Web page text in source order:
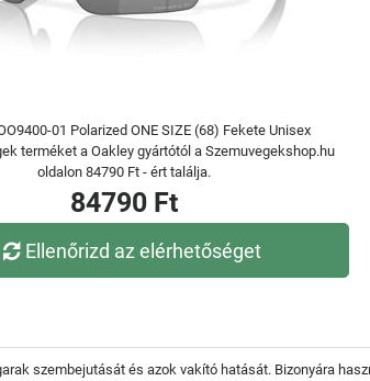
01 Polarized ONE SIZE (68) Fekete Unisex
terméket a Oakley gyártótól a Szemuvegekshop.hu
oldalon 84790 Ft - ért találja.
84790 Ft
Ellenőrizd az elérhetőséget
szembejutását és azok vakító hatását. Bizonyára